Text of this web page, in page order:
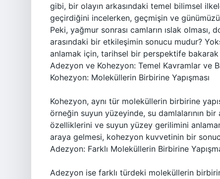
gibi, bir olayın arkasındaki temel bilimsel
geçirdiğini incelerken, geçmişin ve
Peki, yağmur sonrası camların ıslak
arasındaki bir etkileşimin sonucu mudur?
anlamak için, tarihsel bir perspektife
Adezyon ve Kohezyon: Temel Kavramlar ve
Kohezyon: Moleküllerin Birbirine Yapışması
Kohezyon, aynı tür moleküllerin birbirine
örneğin suyun yüzeyinde, su damlalarının bir
özelliklerini ve suyun yüzey gerilimini
araya gelmesi, kohezyon kuvvetinin bir
Adezyon: Farklı Moleküllerin Birbirine
Adezyon ise farklı türdeki moleküllerin